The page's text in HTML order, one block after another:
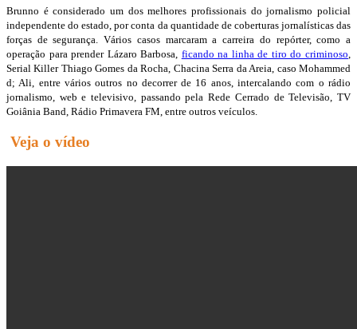
Brunno é considerado um dos melhores profissionais do jornalismo policial
independente do estado, por conta da quantidade de coberturas jornalísticas das
forças de segurança. Vários casos marcaram a carreira do repórter, como a
operação para prender Lázaro Barbosa, ficando na linha de tiro do criminoso,
Serial Killer Thiago Gomes da Rocha, Chacina Serra da Areia, caso Mohammed
d; Ali, entre vários outros no decorrer de 16 anos, intercalando com o rádio
jornalismo, web e televisivo, passando pela Rede Cerrado de Televisão, TV
Goiânia Band, Rádio Primavera FM, entre outros veículos.
Veja o vídeo